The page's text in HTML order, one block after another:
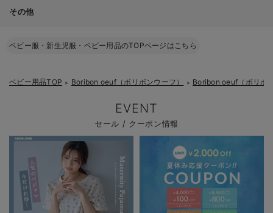
その他
ベビー服・新生児服・ベビー用品のTOPページはこちら
ベビー用品TOP ＞ Boribon oeuf（ボリボンウーフ） ＞ Boribon oeuf（ボリボ
EVENT
セール / クーポン情報